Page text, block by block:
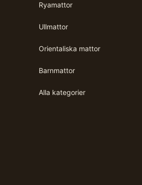
Ryamattor
Ullmattor
Orientaliska mattor
Barnmattor
Alla kategorier